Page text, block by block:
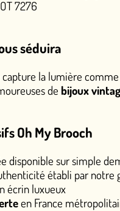
un souvenir
vintageauthentiques,
demande
gemmologue
assurée avec